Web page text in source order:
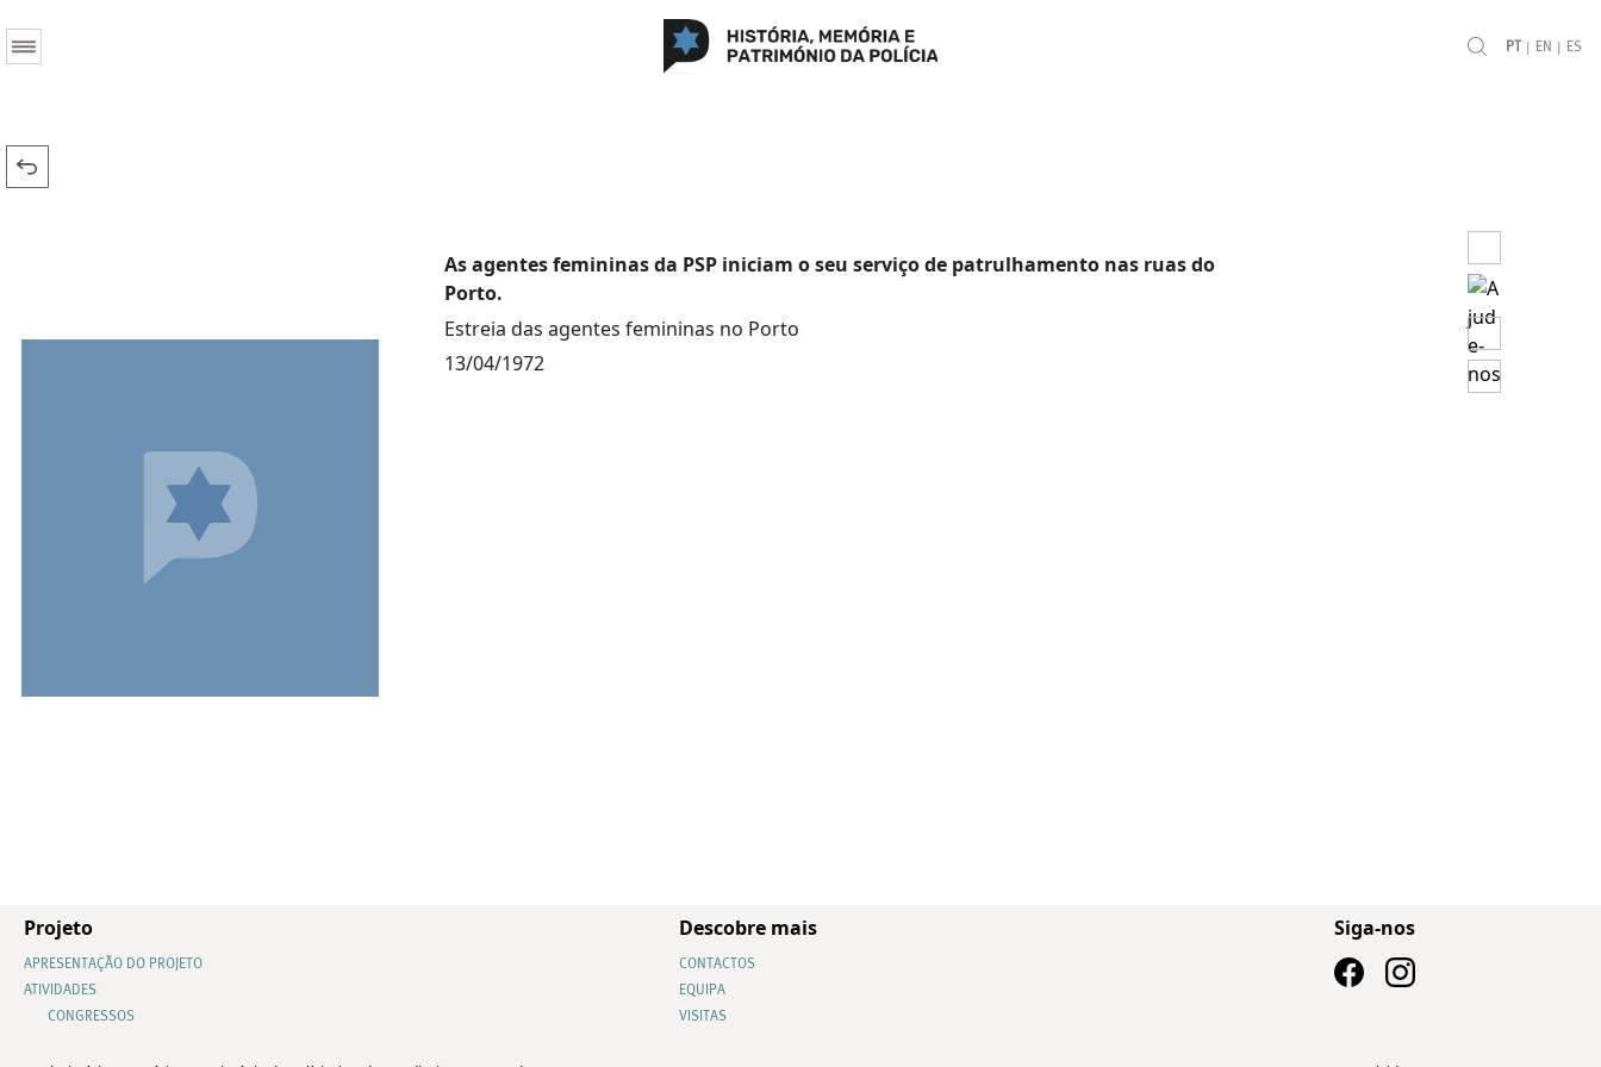
PT | EN | ES
As agentes femininas da PSP iniciam o seu serviço de patrulhamento nas ruas do
Porto.
Estreia das agentes femininas no Porto
13/04/1972
Projeto
APRESENTAÇÃO DO PROJETO
ATIVIDADES
CONGRESSOS
Descobre mais
CONTACTOS
EQUIPA
VISITAS
Siga-nos